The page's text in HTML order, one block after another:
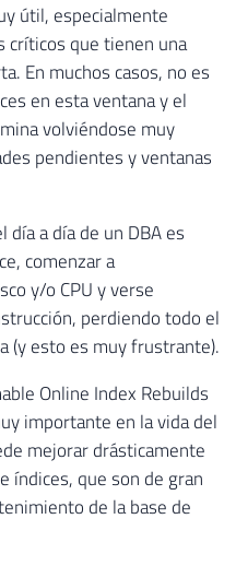
útil, especialmente
críticos que tienen una
En muchos casos, no es
en esta ventana y el
volviéndose muy
pendientes y ventanas
a día de un DBA es
comenzar a
y/o CPU y verse
perdiendo todo el
(y esto es muy frustrante).
Online Index Rebuilds
importante en la vida del
mejorar drásticamente
índices, que son de gran
de la base de